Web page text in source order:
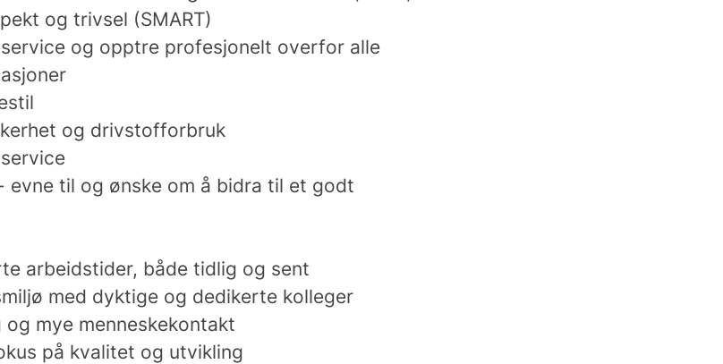
og trivsel (SMART)
og opptre profesjonelt overfor alle
og drivstofforbruk
evne til og ønske om å bidra til et godt
arbeidstider, både tidlig og sent
med dyktige og dedikerte kolleger
mye menneskekontakt
på kvalitet og utvikling